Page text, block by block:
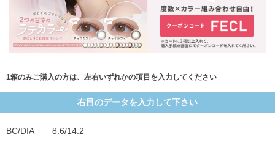
1箱のみご購入の方は、左右いずれかの項目を入力してください
右目のデータを入力して下さい
BC/DIA 8.6/14.2